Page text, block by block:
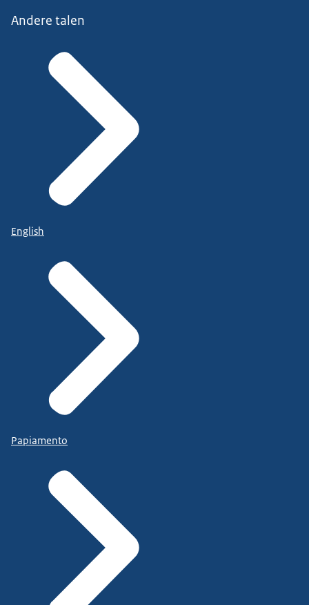
Andere talen
English
Papiamento